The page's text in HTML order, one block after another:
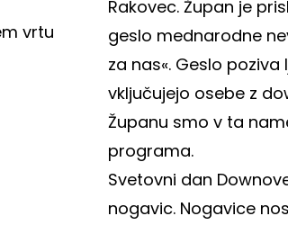
vrtu
Rakovec. Župan je
geslo mednarodne
za nas«. Geslo
vključujejo osebe z
Županu smo v ta
programa.
Svetovni dan
nogavic. Nogavice